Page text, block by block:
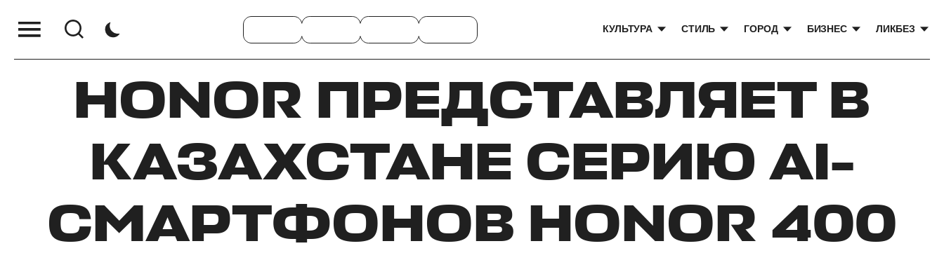
КУЛЬТУРА СТИЛЬ ГОРОД БИЗНЕС ЛИКБЕЗ
HONOR ПРЕДСТАВЛЯЕТ В
КАЗАХСТАНЕ СЕРИЮ AI-
СМАРТФОНОВ HONOR 400